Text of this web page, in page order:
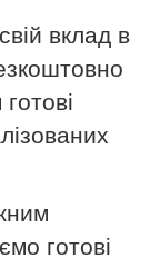
вклад в
готові